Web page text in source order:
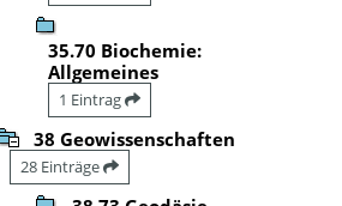
35.70 Biochemie:
Allgemeines
1 Eintrag
38 Geowissenschaften
28 Einträge